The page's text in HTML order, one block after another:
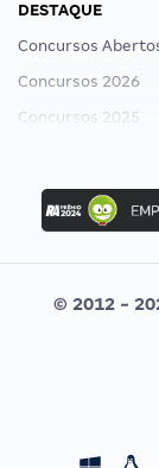
DESTAQUE
Concursos
Concursos 2026
Concursos 2025
Concurso Ibama
Concurso MPU
Editais publicados
CONCURSOS
Concursos Fiscais
© 2012 -